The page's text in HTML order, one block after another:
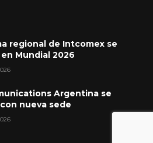
regional de Intcomex se
Mundial 2026
Argentina se
nueva sede